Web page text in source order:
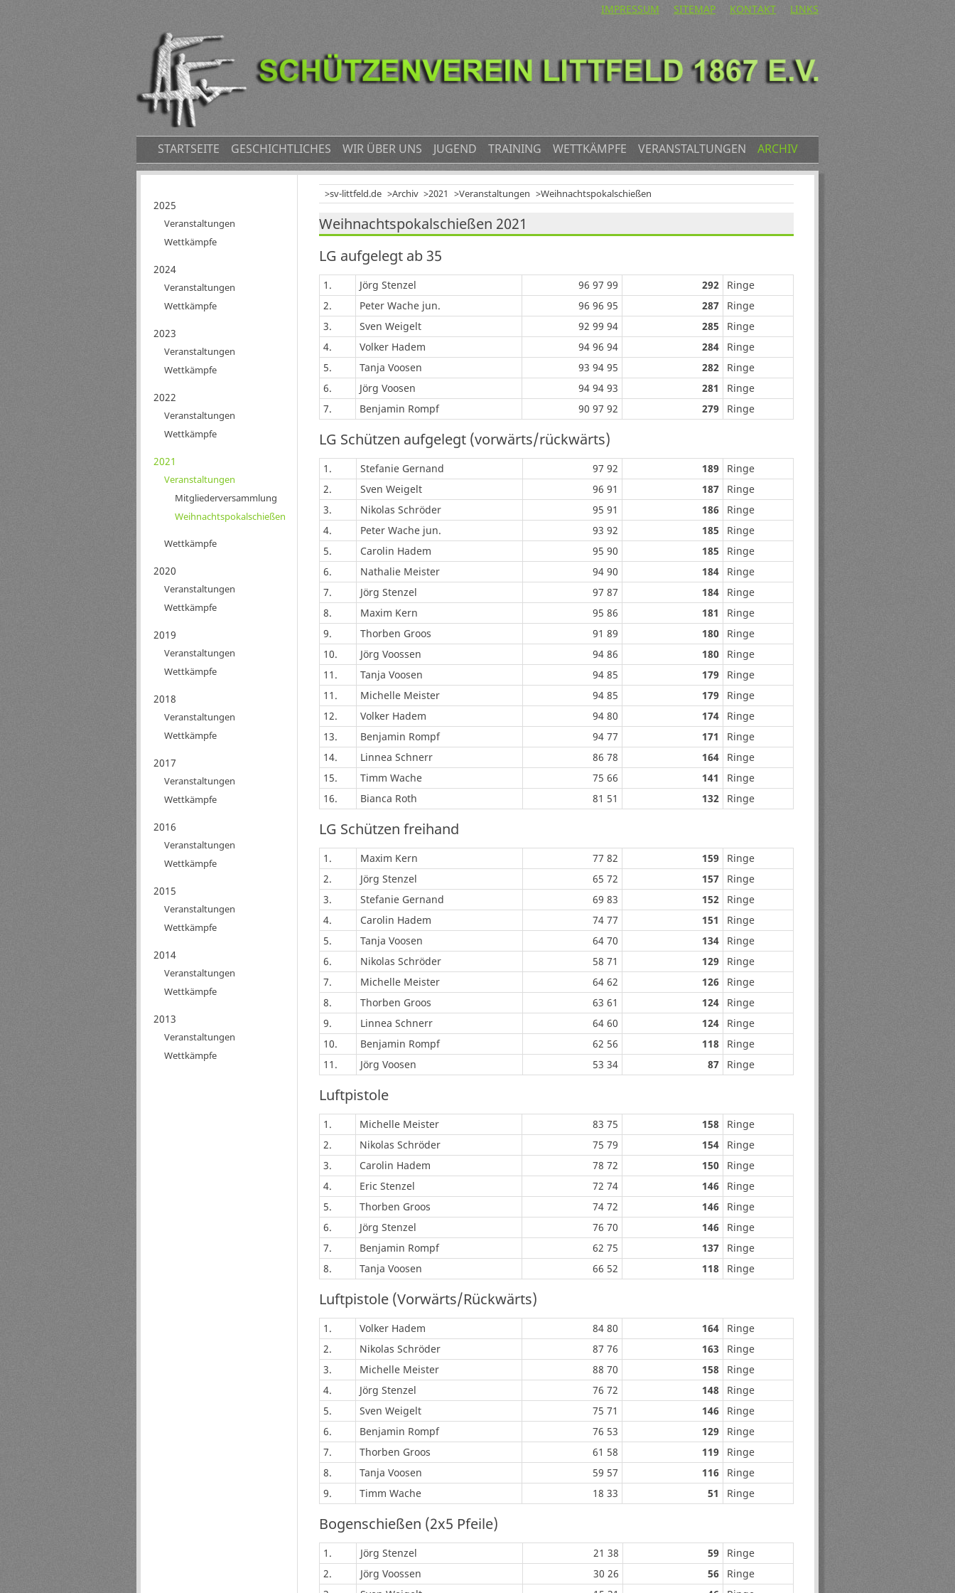
NAVIGATION
IMPRESSUM SITEMAP KONTAKT LINKS
NAVIGATION
ÜBERSPRINGEN
STARTSEITE GESCHICHTLICHES WIR ÜBER UNS JUGEND TRAINING WETTKÄMPFE VERANSTALTUNGEN ARCHIV
sv-littfeld.de Archiv 2021 Veranstaltungen Weihnachtspokalschießen
Weihnachtspokalschießen 2021
LG aufgelegt ab 35
1. Jörg Stenzel 96 97 99 292
Ringe
2.
Peter Wache jun. 96 96 95 287
Ringe
3.
Sven Weigelt 92 99 94 285
Ringe
4.
Volker Hadem 94 96 94 284
Ringe
5.
Tanja Voosen 93 94 95 282
Ringe
6.
Jörg Voosen 94 94 93 281
Ringe
7.
Benjamin Rompf 90 97 92 279 Ringe
LG Schützen aufgelegt (vorwärts/rückwärts)
1. Stefanie Gernand 97 92 189
Ringe
2.
Sven Weigelt 96 91 187
Ringe
3.
Nikolas Schröder 95 91 186
Ringe
4.
Peter Wache jun. 93 92 185
Ringe
5.
Carolin Hadem 95 90 185
Ringe
6.
Nathalie Meister 94 90 184
Ringe
7.
Jörg Stenzel 97 87 184
Ringe
8.
Maxim Kern 95 86 181
Ringe
9.
Thorben Groos 91 89 180
Ringe
10.
Jörg Voossen 94 86 180
Ringe
11.
Tanja Voosen 94 85 179
Ringe
11.
Michelle Meister 94 85 179
Ringe
12.
Volker Hadem 94 80 174
Ringe
13.
Benjamin Rompf 94 77 171
Ringe
14.
Linnea Schnerr 86 78 164
Ringe
15.
Timm Wache 75 66 141
Ringe
16.
Bianca Roth 81 51 132 Ringe
LG Schützen freihand
1. Maxim Kern 77 82 159
Ringe
2.
Jörg Stenzel 65 72 157
Ringe
3.
Stefanie Gernand 69 83 152
Ringe
4.
Carolin Hadem 74 77 151
Ringe
5.
Tanja Voosen 64 70 134
Ringe
6.
Nikolas Schröder 58 71 129
Ringe
7.
Michelle Meister 64 62 126
Ringe
8.
Thorben Groos 63 61 124
Ringe
9.
Linnea Schnerr 64 60 124
Ringe
10.
Benjamin Rompf 62 56 118
Ringe
11.
Jörg Voosen 53 34 87 Ringe
Luftpistole
1. Michelle Meister 83 75 158
Ringe
2.
Nikolas Schröder 75 79 154
Ringe
3.
Carolin Hadem 78 72 150
Ringe
4.
Eric Stenzel 72 74 146
Ringe
5.
Thorben Groos 74 72 146
Ringe
6.
Jörg Stenzel 76 70 146
Ringe
7.
Benjamin Rompf 62 75 137
Ringe
8.
Tanja Voosen 66 52 118 Ringe
Luftpistole (Vorwärts/Rückwärts)
1. Volker Hadem 84 80 164
Ringe
2.
Nikolas Schröder 87 76 163
Ringe
3.
Michelle Meister 88 70 158
Ringe
4.
Jörg Stenzel 76 72 148
Ringe
5.
Sven Weigelt 75 71 146
Ringe
6.
Benjamin Rompf 76 53 129
Ringe
7.
Thorben Groos 61 58 119
Ringe
8.
Tanja Voosen 59 57 116
Ringe
9.
Timm Wache 18 33 51 Ringe
Bogenschießen (2x5 Pfeile)
1. Jörg Stenzel 21 38 59
Ringe
2.
Jörg Voossen 30 26 56
Ringe
Navigation
überspringen
2025
Veranstaltungen
Wettkämpfe
2024
Veranstaltungen
Wettkämpfe
2023
Veranstaltungen
Wettkämpfe
2022
Veranstaltungen
Wettkämpfe
2021
Veranstaltungen
Mitgliederversammlung
Weihnachtspokalschießen
Wettkämpfe
2020
Veranstaltungen
Wettkämpfe
2019
Veranstaltungen
Wettkämpfe
2018
Veranstaltungen
Wettkämpfe
2017
Veranstaltungen
Wettkämpfe
2016
Veranstaltungen
Wettkämpfe
2015
Veranstaltungen
Wettkämpfe
2014
Veranstaltungen
Wettkämpfe
2013
Veranstaltungen
Wettkämpfe